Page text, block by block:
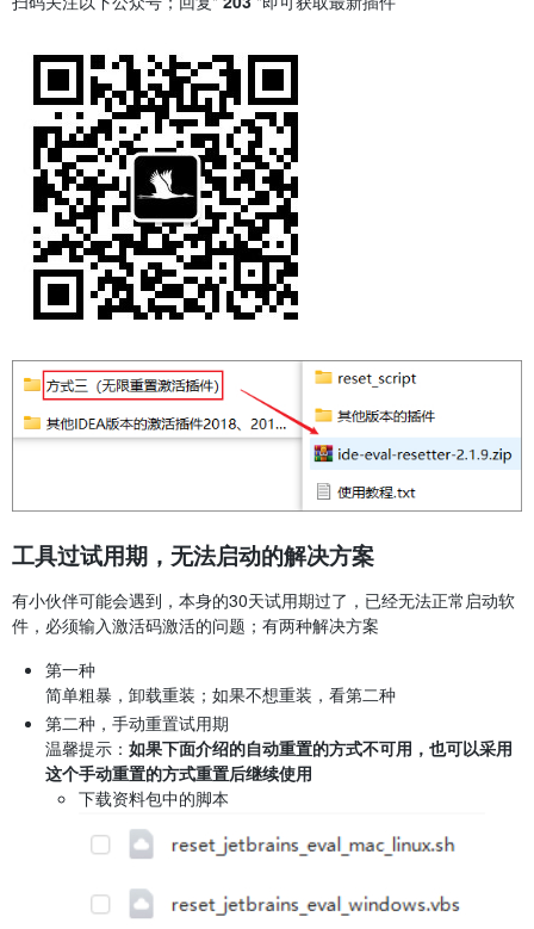
工具过试用期，无法启动的解决方案
有小伙伴可能会遇到，本身的30天试用期过了，已经无法正常启动软
件，必须输入激活码激活的问题；有两种解决方案
第一种
简单粗暴，卸载重装；如果不想重装，看第二种
第二种，手动重置试用期
温馨提示： 如果下面介绍的自动重置的方式不可用，也可以采用
这个手动重置的方式重置后继续使用
下载资料包中的脚本